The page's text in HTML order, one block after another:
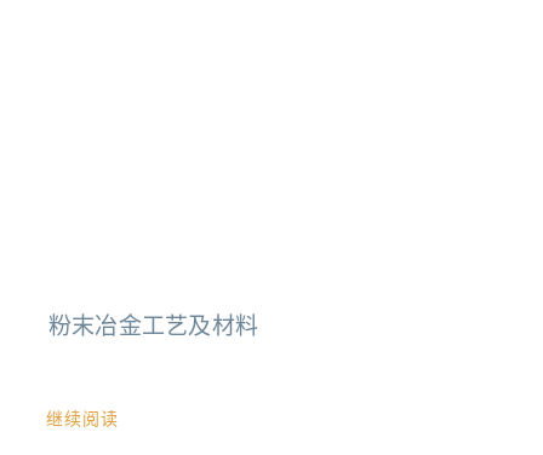
粉末冶金工艺及材料
继续阅读